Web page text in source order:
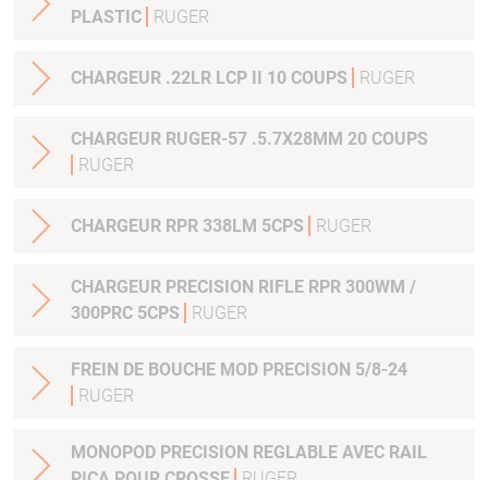
PLASTIC
RUGER
CHARGEUR .22LR LCP II 10 COUPS RUGER
CHARGEUR RUGER-57 .5.7X28MM 20 COUPS
RUGER
CHARGEUR RPR 338LM 5CPS RUGER
CHARGEUR PRECISION RIFLE RPR 300WM /
300PRC 5CPS
RUGER
FREIN DE BOUCHE MOD PRECISION 5/8-24
RUGER
MONOPOD PRECISION REGLABLE AVEC RAIL